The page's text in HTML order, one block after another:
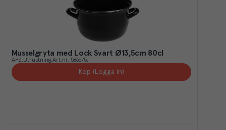
Musselgryta med Lock Svart Ø13,5cm 80cl
APS Utrustning Art.nr. 586675
Köp (Logga in)